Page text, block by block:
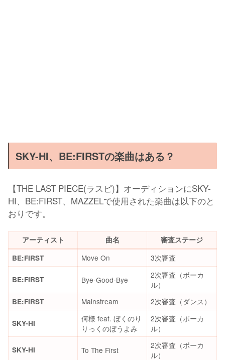
SKY-HI、BE:FIRSTの楽曲はある？
【THE LAST PIECE(ラスピ)】オーディションにSKY-
HI、BE:FIRST、MAZZELで使用された楽曲は以下のと
おりです。
アーティスト 曲名
審査ステージ
BE:FIRST
Move On 3次審査
BE:FIRST Bye-Good-Bye
2次審査（ボーカ
ル）
BE:FIRST Mainstream 2次審査（ダンス）
SKY-HI
何様 feat. ぼくのり
りっくのぼうよみ
2次審査（ボーカ
ル）
SKY-HI To The First
2次審査（ボーカ
ル）